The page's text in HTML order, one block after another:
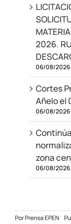
2026.
06/08/2026
Cortes
Añelo
06/08/2026
zona
06/08/2026
PorPrensa EPEN